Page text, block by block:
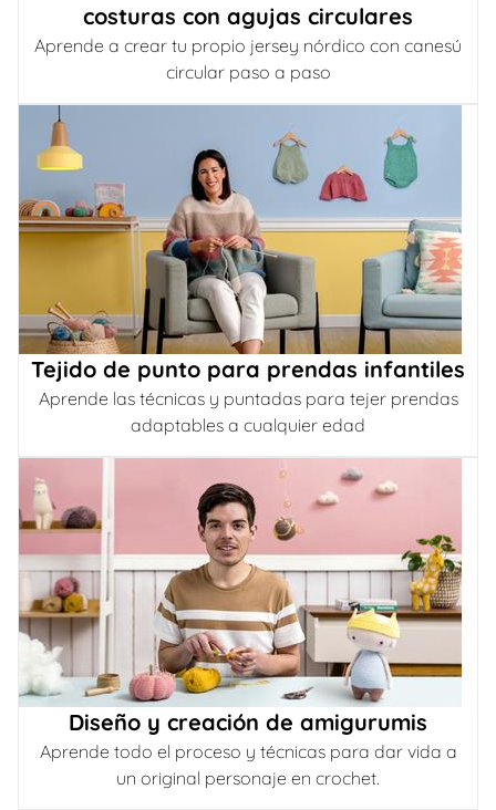
costuras con agujas circulares
Aprende a crear tu propio jersey nórdico con canesú
circular paso a paso
Tejido de punto para prendas infantiles
Aprende las técnicas y puntadas para tejer prendas
adaptables a cualquier edad
Diseño y creación de amigurumis
Aprende todo el proceso y técnicas para dar vida a
un original personaje en crochet.